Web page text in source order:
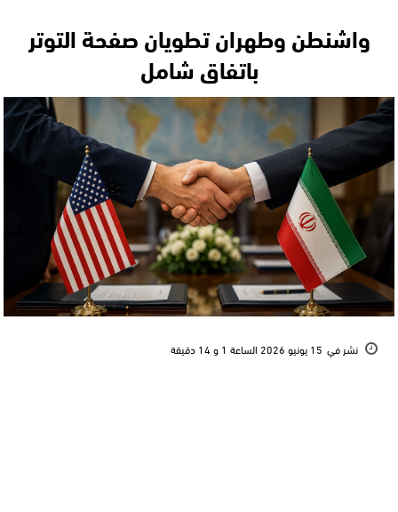
واشنطن وطهران تطويان صفحة التوتر
باتفاق شامل
نشر في 15 يونيو 2026 الساعة 1 و 14 دقيقة